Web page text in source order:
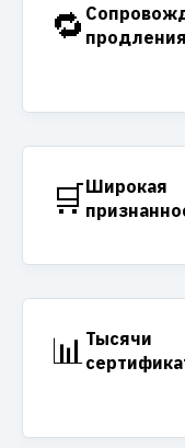
🔁 продления
🛒Широкая
📊 Тысячи